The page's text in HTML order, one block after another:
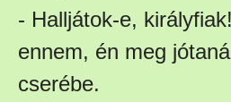
- Halljátok-e,
ennem, én meg
cserébe.